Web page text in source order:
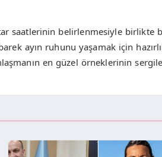
saatlerinin belirlenmesiyle birlikte
ayın ruhunu yaşamak için
en güzel örneklerinin